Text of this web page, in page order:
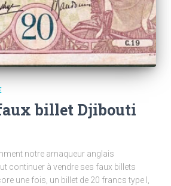
billet Djibouti
notre arnaqueur anglais
continuer à vendre ses faux billets
une fois, un billet de 20 francs type I,